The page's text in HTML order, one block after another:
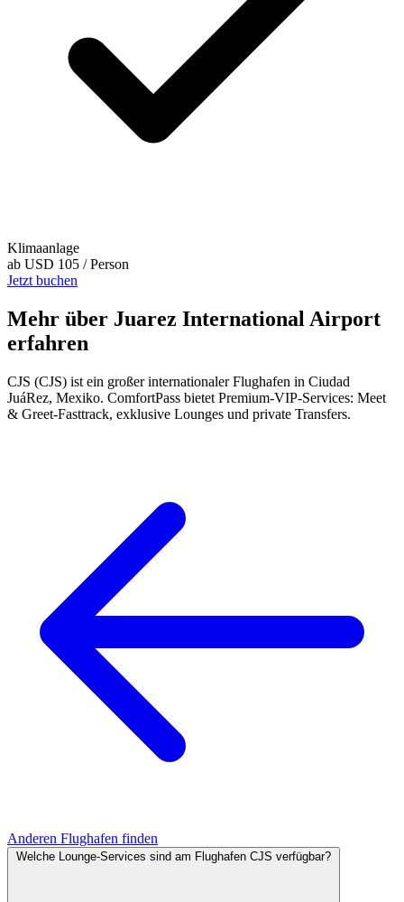
Klimaanlage
ab USD 105 / Person
Jetzt buchen
Mehr über Juarez International Airport
erfahren
CJS (CJS) ist ein großer internationaler Flughafen in Ciudad
JuáRez, Mexiko. ComfortPass bietet Premium-VIP-Services: Meet
& Greet-Fasttrack, exklusive Lounges und private Transfers.
Anderen Flughafen finden
Welche Lounge-Services sind am Flughafen CJS verfügbar?